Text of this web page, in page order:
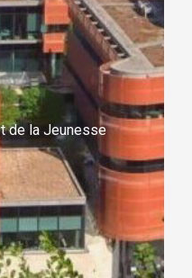
de la Jeunesse